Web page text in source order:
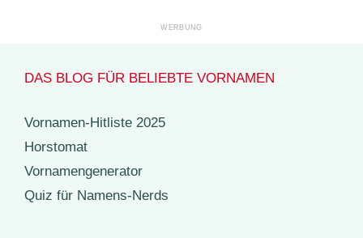
DAS BLOG FÜR BELIEBTE VORNAMEN
Vornamen-Hitliste 2025
Horstomat
Vornamengenerator
Quiz für Namens-Nerds